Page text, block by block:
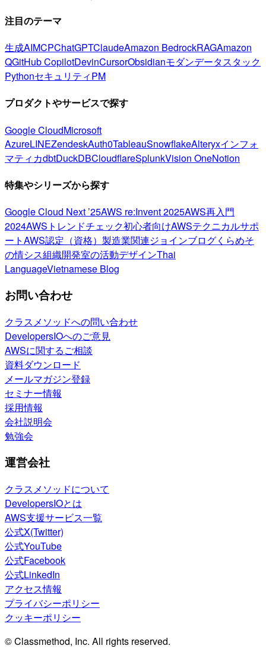
注目のテーマ
生成AIMCPChatGPTClaudeAmazon BedrockRAGAmazon
QGitHub CopilotDevinCursorObsidianモダンデータスタック
PythonセキュリティPM
プロダクトやサービスで探す
Google CloudMicrosoft
AzureLINEZendeskAuth0TableauSnowflakeAlteryxインフォ
マティカdbtDuckDBCloudflareSplunkVision OneNotion
特集やシリーズから探す
Google Cloud Next ’25AWS re:Invent 2025AWS再入門
2024AWSトレンドチェック初心者向けAWSテクニカルサポ
ートAWS認定（資格） 製造業関連ジョインブログくらめそ
の情シス組織開発室の活動デザインThai
LanguageVietnamese Blog
お問い合わせ
クラスメソッドへの問い合わせ
DevelopersIOへのご意見
AWSに関するご相談
資料ダウンロード
メールマガジン登録
セミナー情報
採用情報
会社説明会
勉強会
運営会社
クラスメソッドについて
DevelopersIOとは
AWS支援サービス一覧
公式X(Twitter)
公式YouTube
公式Facebook
公式LinkedIn
アクセス情報
プライバシーポリシー
クッキーポリシー
© Classmethod, Inc. All rights reserved.